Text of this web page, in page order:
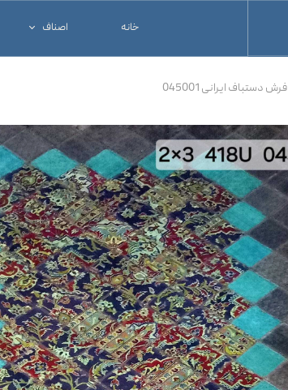
خانه اصناف
شرکت ها
فرش دستباف ایرانی 045001